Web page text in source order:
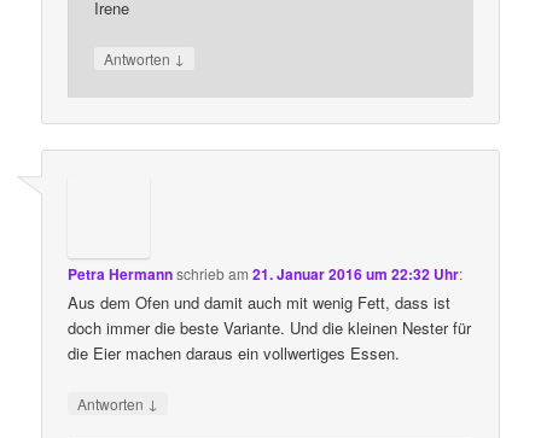
Irene
Antworten ↓
Petra Hermannschriebam21. Januar 2016 um 22:32 Uhr:
Aus dem Ofen und damit auch mit wenig Fett, dass ist
doch immer die beste Variante. Und die kleinen Nester für
die Eier machen daraus ein vollwertiges Essen.
Antworten ↓